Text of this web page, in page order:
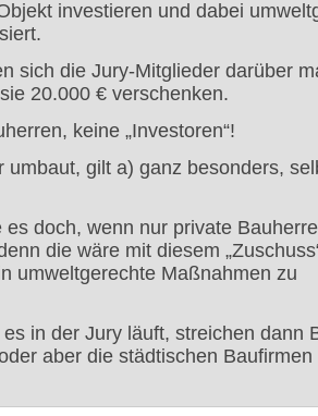
investieren und dabei
sich die Jury-Mitglieder darüber
20.000 € verschenken.
keine „Investoren“!
umbaut, gilt a) ganz besonders,
es doch, wenn nur private
die wäre mit diesem
umweltgerechte Maßnahmen zu
in der Jury läuft, streichen dann
aber die städtischen Baufirmen